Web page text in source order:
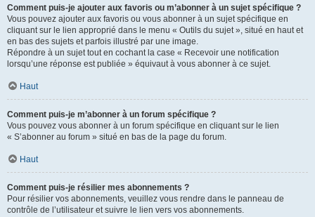
Comment puis-je ajouter aux favoris ou m’abonner à un sujet spécifique ?
Vous pouvez ajouter aux favoris ou vous abonner à un sujet spécifique en
cliquant sur le lien approprié dans le menu « Outils du sujet », situé en haut et
en bas des sujets et parfois illustré par une image.
Répondre à un sujet tout en cochant la case « Recevoir une notification
lorsqu’une réponse est publiée » équivaut à vous abonner à ce sujet.
Haut
Comment puis-je m’abonner à un forum spécifique ?
Vous pouvez vous abonner à un forum spécifique en cliquant sur le lien
« S’abonner au forum » situé en bas de la page du forum.
Haut
Comment puis-je résilier mes abonnements ?
Pour résilier vos abonnements, veuillez vous rendre dans le panneau de
contrôle de l’utilisateur et suivre le lien vers vos abonnements.